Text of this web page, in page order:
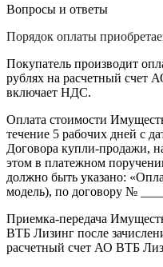
Вопросы и ответы
Порядок оплаты
Покупатель производит
рублях на расчетный счет
включает НДС.
Оплата стоимости
течение 5 рабочих дней с
Договора купли-продажи,
этом в платежном
должно быть указано:
модель), по договору №
Приемка-передача
ВТБ Лизинг после
расчетный счет АО ВТБ